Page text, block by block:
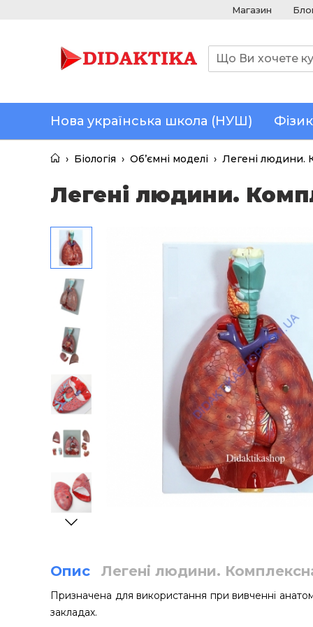
Магазин
Нова українська школа (НУШ)
› Біологія › Об’ємні моделі › Легені людини.
Легені людини.
Опис Легені людини.
Призначена для використання при вивченні
закладах.